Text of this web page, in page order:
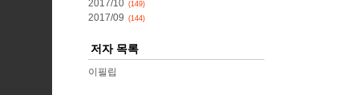
2017/10 (149)
2017/09 (144)
저자 목록
이필립